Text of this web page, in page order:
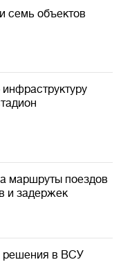
семь объектов
маршруты поездов
и задержек
решения в ВСУ